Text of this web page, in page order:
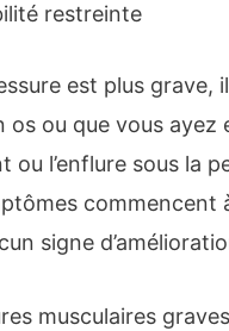
restreinte
est plus grave,
os ou que vous ayez
ou l’enflure sous la
commencent
signe
musculaires